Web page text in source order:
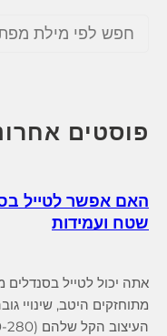
h
פוסטים
האם אפשר לטייל
שטח ועמידות
אתה יכול לטייל
מתוחזקים היטב, שינויי